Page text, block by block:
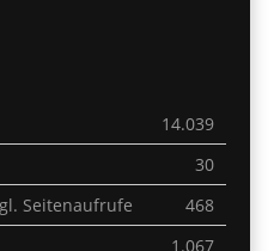
14.039
30
Seitenaufrufe
468
1.067